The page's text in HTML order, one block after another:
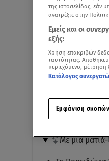
Δείτε περισσότερα
Πρόσθηκη star.gr
Ακούστε το άρθρο
Με μια ματιά-
της ιστοσελίδας, εάν
ανατρέξτε στην
Εμείς και οι
εξής:
Χρήση επακριβών
ταυτότητας.
περιεχόμενο, μέτρηση
Κατάλογος
Εμφάνιση σκοπών